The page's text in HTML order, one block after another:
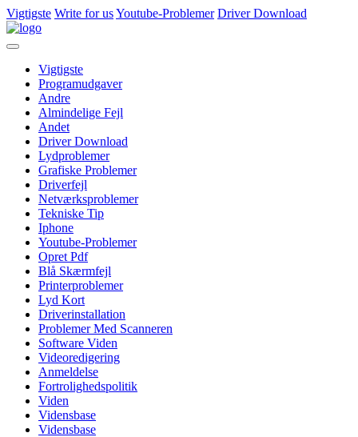
Vigtigste Write for usYoutube-Problemer Driver Download
Vigtigste
Programudgaver
Andre
Almindelige Fejl
Andet
Driver Download
Lydproblemer
Grafiske Problemer
Driverfejl
Netværksproblemer
Tekniske Tip
Iphone
Youtube-Problemer
Opret Pdf
Blå Skærmfejl
Printerproblemer
Lyd Kort
Driverinstallation
Problemer Med Scanneren
Software Viden
Videoredigering
Anmeldelse
Fortrolighedspolitik
Viden
Vidensbase
Vidensbase